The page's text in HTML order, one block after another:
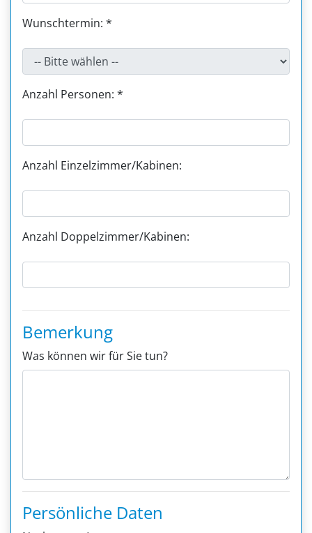
Wunschtermin: *
Anzahl Personen: *
Anzahl Einzelzimmer/Kabinen:
Anzahl Doppelzimmer/Kabinen:
Bemerkung
Was können wir für Sie tun?
Persönliche Daten